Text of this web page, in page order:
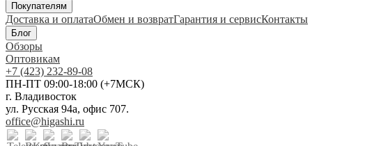
Покупателям
Доставка и оплатаОбмен и возвратГарантия и сервисКонтакты
Блог
Обзоры
Оптовикам
+7 (423) 232-89-08
ПН-ПТ 09:00-18:00 (+7МСК)
г. Владивосток
ул. Русская 94а, офис 707.
office@higashi.ru